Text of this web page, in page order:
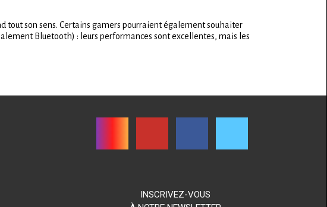
tout son sens. Certains gamers pourraient également souhaiter
Bluetooth) : leurs performances sont excellentes, mais les
INSCRIVEZ-VOUS